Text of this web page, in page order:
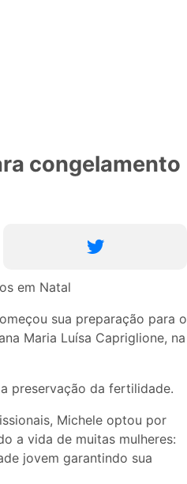
congelamento
sua preparação para o
Maria Luísa Capriglione, na
preservação da fertilidade.
Michele optou por
a vida de muitas mulheres:
jovem garantindo sua